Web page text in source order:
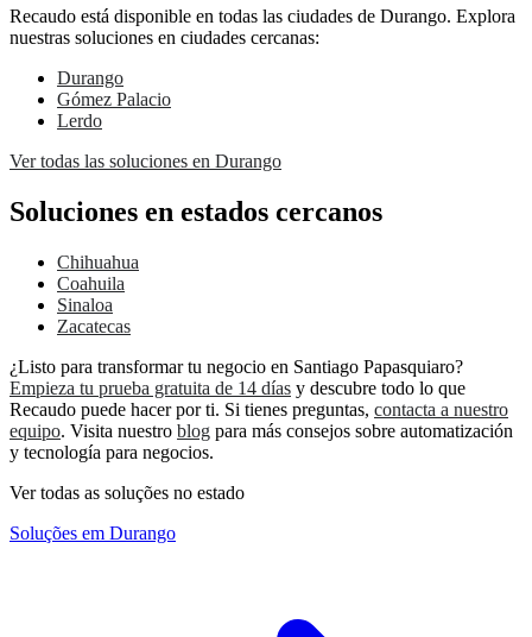
Recaudo está disponible en todas las ciudades de Durango. Explora
nuestras soluciones en ciudades cercanas:
Durango
Gómez Palacio
Lerdo
Ver todas las soluciones en Durango
Soluciones en estados cercanos
Chihuahua
Coahuila
Sinaloa
Zacatecas
¿Listo para transformar tu negocio en Santiago Papasquiaro?
Empieza tu prueba gratuita de 14 días y descubre todo lo que
Recaudo puede hacer por ti. Si tienes preguntas, contacta a nuestro
equipo. Visita nuestro blog para más consejos sobre automatización
y tecnología para negocios.
Ver todas as soluções no estado
Soluções em Durango